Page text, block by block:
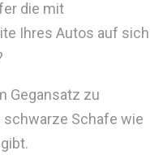
die mit
Ihres Autos auf sich
Gegansatz zu
Schafe wie